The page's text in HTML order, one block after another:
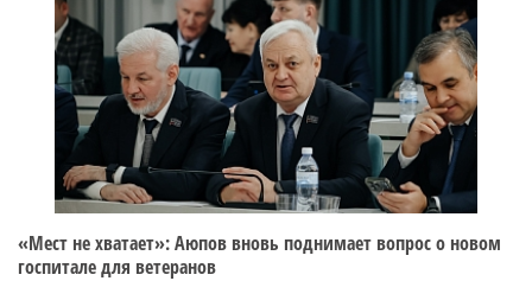
«Мест не хватает»: Аюпов вновь поднимает вопрос о новом
госпитале для ветеранов